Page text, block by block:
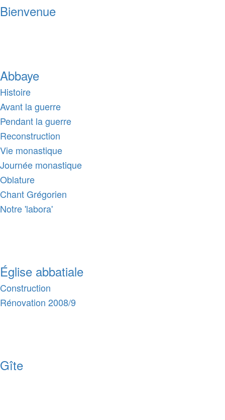
Bienvenue
Abbaye
Histoire
Avant la guerre
Pendant la guerre
Reconstruction
Vie monastique
Journée monastique
Oblature
Chant Grégorien
Notre 'labora'
Église abbatiale
Construction
Rénovation 2008/9
Gîte